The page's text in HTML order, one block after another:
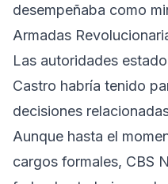
desempeñaba como
Armadas
Las autoridades
Castro habría tenido
decisiones
Aunque hasta el
cargos formales, CBS